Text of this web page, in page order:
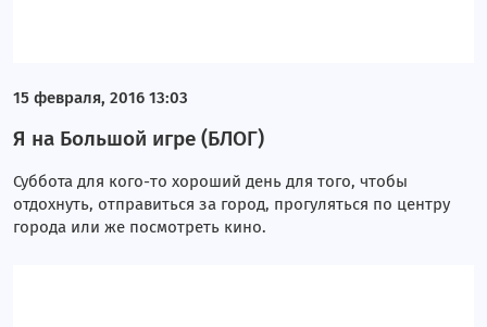
15 февраля, 2016 13:03
Я на Большой игре (БЛОГ)
​Суббота для кого-то хороший день для того, чтобы
отдохнуть, отправиться за город, прогуляться по центру
города или же посмотреть кино.